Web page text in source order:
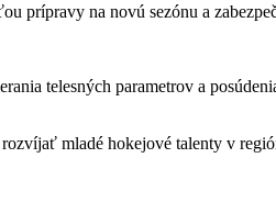
prípravy na novú sezónu a
telesných parametrov a
mladé hokejové talenty v